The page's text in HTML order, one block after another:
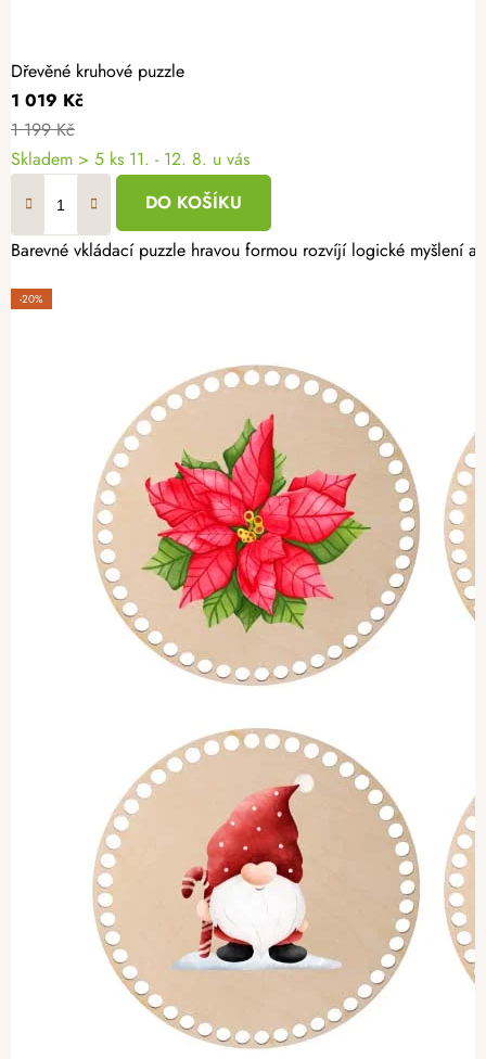
Dřevěné kruhové puzzle
1 019 Kč
1 199 Kč
Skladem > 5 ks 11. - 12. 8. u vás
DO KOŠÍKU
Barevné vkládací puzzle hravou formou rozvíjí logické myšlení
-20%